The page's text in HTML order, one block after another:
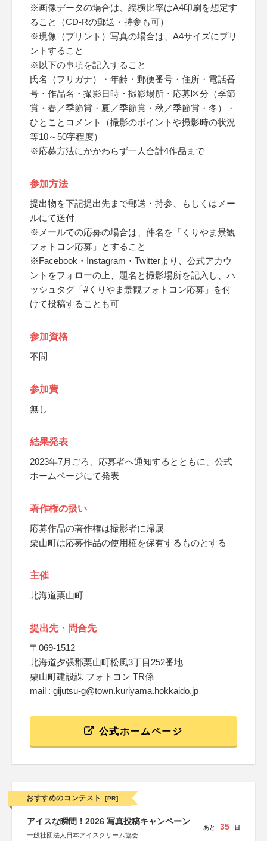
※画像データの場合は、縦横比率はA4印刷を想定す
ること（CD-Rの郵送・持参も可）
※現像（プリント）写真の場合は、A4サイズにプリ
ントすること
※以下の事項を記入すること
氏名（フリガナ）・年齢・郵便番号・住所・電話番
号・作品名・撮影日時・撮影場所・応募区分（季節
賞・春／季節賞・夏／季節賞・秋／季節賞・冬）・
ひとことコメント（撮影のポイントや撮影時の状況
等10～50字程度）
※応募方法にかかわらず一人合計4作品まで
参加方法
提出物を下記提出先まで郵送・持参、もしくはメー
ルにて送付
※メールでの応募の場合は、件名を「くりやま景観
フォトコン応募」とすること
※Facebook・Instagram・Twitterより、公式アカウ
ントをフォローの上、題名と撮影場所を記入し、ハ
ッシュタグ「#くりやま景観フォトコン応募」を付
けて投稿することも可
参加資格
不問
参加費
無し
結果発表
2023年7月ごろ、応募者へ通知するとともに、公式
ホームページにて発表
著作権の扱い
応募作品の著作権は撮影者に帰属
栗山町は応募作品の使用権を保有するものとする
主催
北海道栗山町
提出先・問合先
〒069-1512
北海道夕張郡栗山町松風3丁目252番地
栗山町建設課 フォトコン TR係
mail : gijutsu-g@town.kuriyama.hokkaido.jp
公式ホームページ
おすすめのコンテスト [PR]
アイスな瞬間！2026 写真投稿キャンペーン
一般社団法人日本アイスクリーム協会
あと 35 日